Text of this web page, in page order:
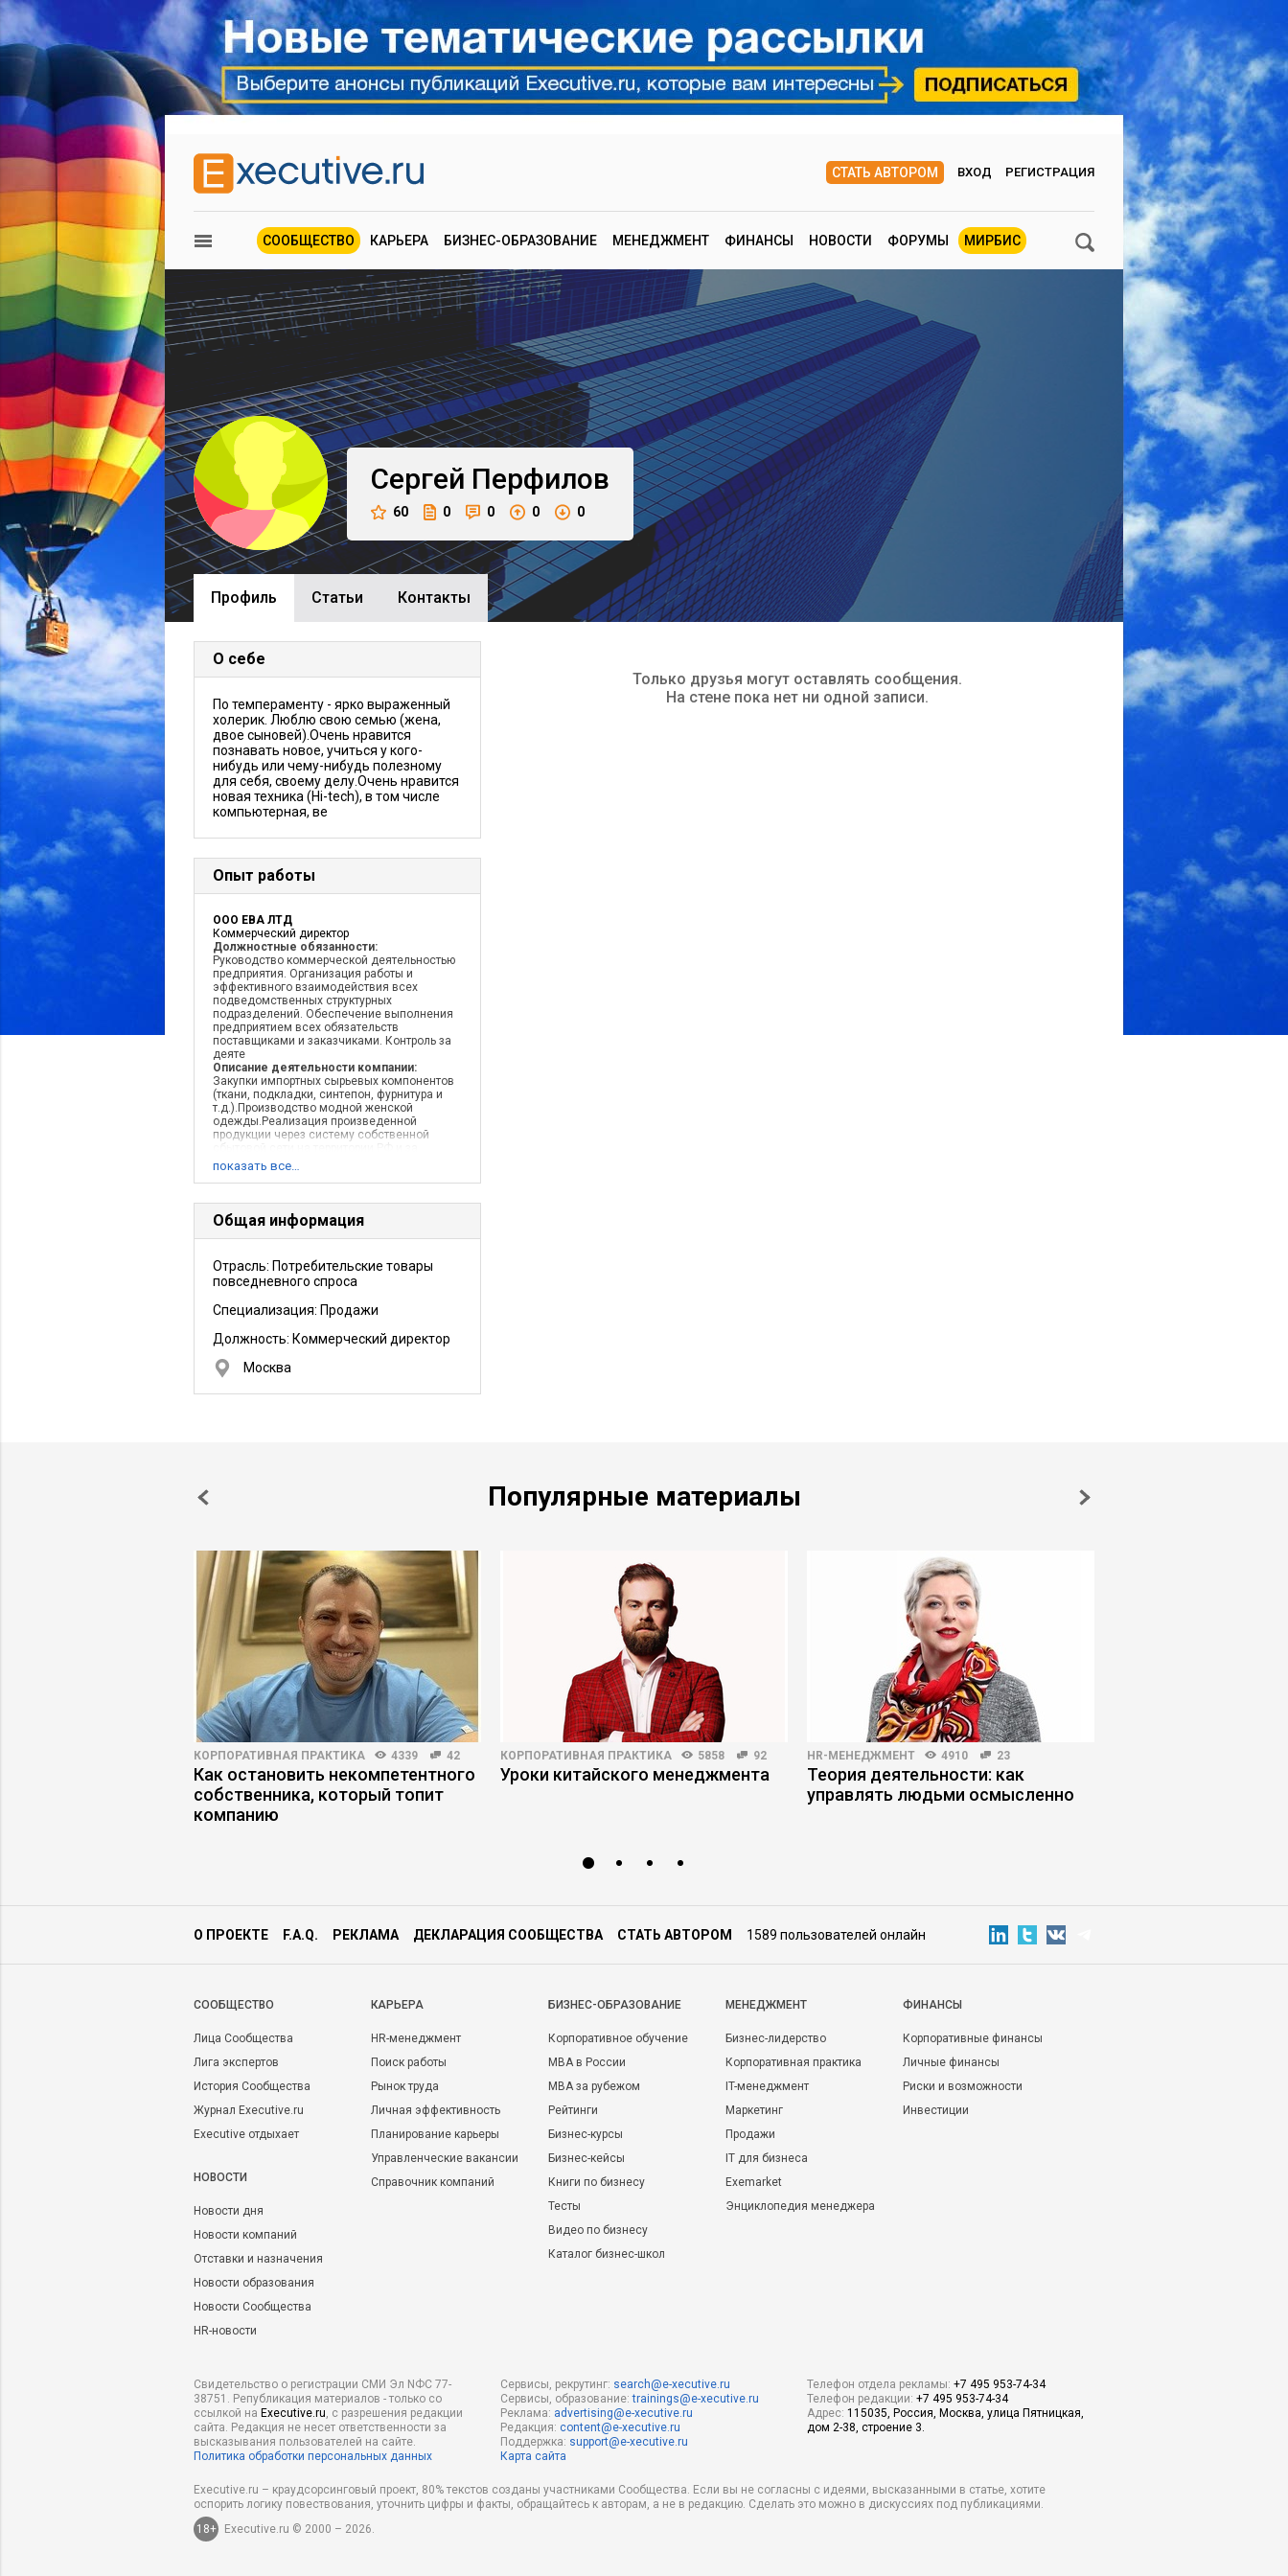
СТАТЬ АВТОРОМ ВХОД РЕГИСТРАЦИЯ
СООБЩЕСТВО КАРЬЕРА БИЗНЕС-ОБРАЗОВАНИЕ МЕНЕДЖМЕНТ ФИНАНСЫ НОВОСТИ ФОРУМЫ МИРБИС
Сергей Перфилов
60 0 0 0 0
Профиль Cтатьи Контакты
О себе
По темпераменту - ярко выраженный
холерик. Люблю свою семью (жена,
двое сыновей).Очень нравится
познавать новое, учиться у кого-
нибудь или чему-нибудь полезному
для себя, своему делу.Очень нравится
новая техника (Hi-tech), в том числе
компьютерная, ве
Опыт работы
ООО ЕВА ЛТД
Коммерческий директор
Должностные обязанности:
Руководство коммерческой деятельностью
предприятия. Организация работы и
эффективного взаимодействия всех
подведомственных структурных
подразделений. Обеспечение выполнения
предприятием всех обязательств
поставщиками и заказчиками. Контроль за
деяте
Описание деятельности компании:
Закупки импортных сырьевых компонентов
(ткани, подкладки, синтепон, фурнитура и
т.д.).Производство модной женской
одежды.Реализация произведенной
продукции через систему собственной
рубежом.
показать все…
Общая информация
Отрасль: Потребительские товары
повседневного спроса
Специализация: Продажи
Должность: Коммерческий директор
Москва
Только друзья могут оставлять сообщения.
На стене пока нет ни одной записи.
Популярные материалы
КОРПОРАТИВНАЯ ПРАКТИКА 4339 42
Как остановить некомпетентного
собственника, который топит
компанию
КОРПОРАТИВНАЯ ПРАКТИКА 5858 92
Уроки китайского менеджмента
HR-МЕНЕДЖМЕНТ 4910 23
Теория деятельности: как
управлять людьми осмысленно
О ПРОЕКТЕ F.A.Q. РЕКЛАМА ДЕКЛАРАЦИЯ СООБЩЕСТВА СТАТЬ АВТОРОМ 1589 пользователей онлайн
CООБЩЕСТВО
Лица Сообщества
Лига экспертов
История Сообщества
Журнал Executive.ru
Executive отдыхает
НОВОСТИ
Новости дня
Новости компаний
Отставки и назначения
Новости образования
Новости Сообщества
HR-новости
КАРЬЕРА
HR-менеджмент
Поиск работы
Рынок труда
Личная эффективность
Планирование карьеры
Управленческие вакансии
Справочник компаний
БИЗНЕС-ОБРАЗОВАНИЕ
Корпоративное обучение
MBA в России
MBA за рубежом
Рейтинги
Бизнес-курсы
Бизнес-кейсы
Книги по бизнесу
Тесты
Видео по бизнесу
Каталог бизнес-школ
МЕНЕДЖМЕНТ
Бизнес-лидерство
Корпоративная практика
IT-менеджмент
Маркетинг
Продажи
IT для бизнеса
Exemarket
Энциклопедия менеджера
ФИНАНСЫ
Корпоративные финансы
Личные финансы
Риски и возможности
Инвестиции
Свидетельство о регистрации СМИ Эл NФС 77-
38751. Републикация материалов - только со
ссылкой на Executive.ru, с разрешения редакции
сайта. Редакция не несет ответственности за
высказывания пользователей на сайте.
Политика обработки персональных данных
Сервисы, рекрутинг: search@e-xecutive.ru
Сервисы, образование:trainings@e-xecutive.ru
Реклама: advertising@e-xecutive.ru
Редакция: content@e-xecutive.ru
Поддержка: support@e-xecutive.ru
Карта сайта
Телефон отдела рекламы: +7 495 953-74-34
Телефон редакции: +7 495 953-74-34
Адрес: 115035, Россия, Москва, улица Пятницкая,
дом 2-38, строение 3.
Executive.ru – краудсорсинговый проект, 80% текстов созданы участниками Сообщества. Если вы не согласны с идеями, высказанными в статье, хотите
оспорить логику повествования, уточнить цифры и факты, обращайтесь к авторам, а не в редакцию. Сделать это можно в дискуссиях под публикациями.
18+
Executive.ru © 2000 – 2026.